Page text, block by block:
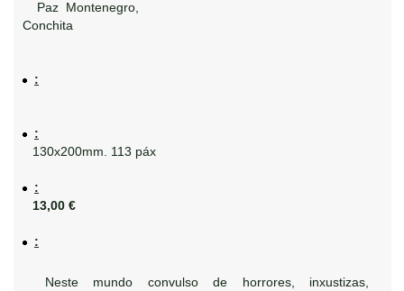
Paz Montenegro,
Conchita
:
:
130x200mm. 113 páx
:
13,00 €
:
Neste mundo convulso de horrores, inxustizas,